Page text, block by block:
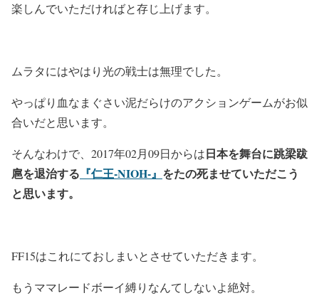
楽しんでいただければと存じ上げます。
ムラタにはやはり光の戦士は無理でした。
やっぱり血なまぐさい泥だらけのアクションゲームがお似
合いだと思います。
そんなわけで、2017年02月09日からは日本を舞台に跳梁跋
扈を退治する 『仁王-NIOH-』 をたの死ませていただこう
と思います。
FF15はこれにておしまいとさせていただきます。
もうママレードボーイ縛りなんてしないよ絶対。